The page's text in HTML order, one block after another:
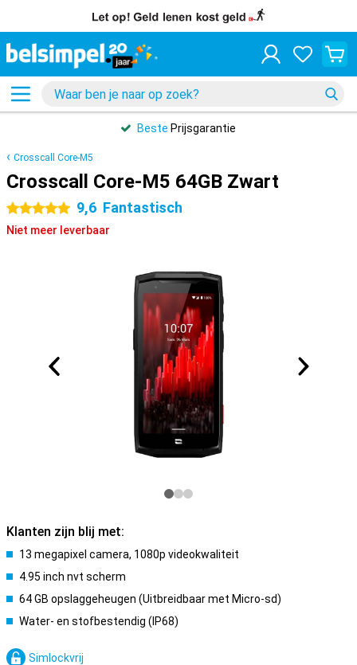
Beste Prijsgarantie
Crosscall Core-M5
Crosscall Core-M5 64GB Zwart
5 sterren 9,6 Fantastisch
Niet meer leverbaar
Klanten zijn blij met:
13 megapixel camera, 1080p videokwaliteit
4.95 inch nvt scherm
64 GB opslaggeheugen (Uitbreidbaar met Micro-sd)
Water- en stofbestendig (IP68)
Simlockvrij